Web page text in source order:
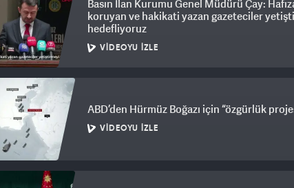
Basın İlan Kurumu Genel Müdürü Çay:
koruyan ve hakikati yazan gazeteciler
hedefliyoruz
VIDEOYU İZLE
ABD’den Hürmüz Boğazı için “özgürlük
VIDEOYU İZLE